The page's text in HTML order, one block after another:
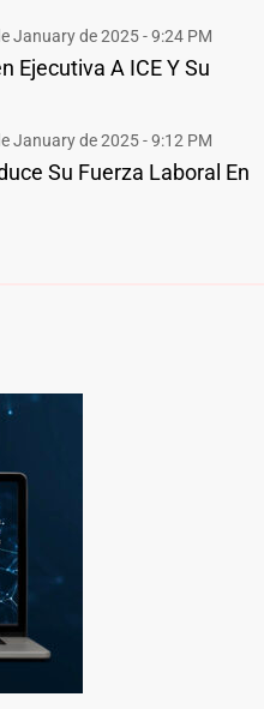
January de 2025 - 9:24 PM
Ejecutiva A ICE Y Su
January de 2025 - 9:12 PM
Su Fuerza Laboral En